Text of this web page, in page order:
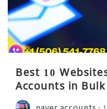
Best 10
Accounts in Bulk